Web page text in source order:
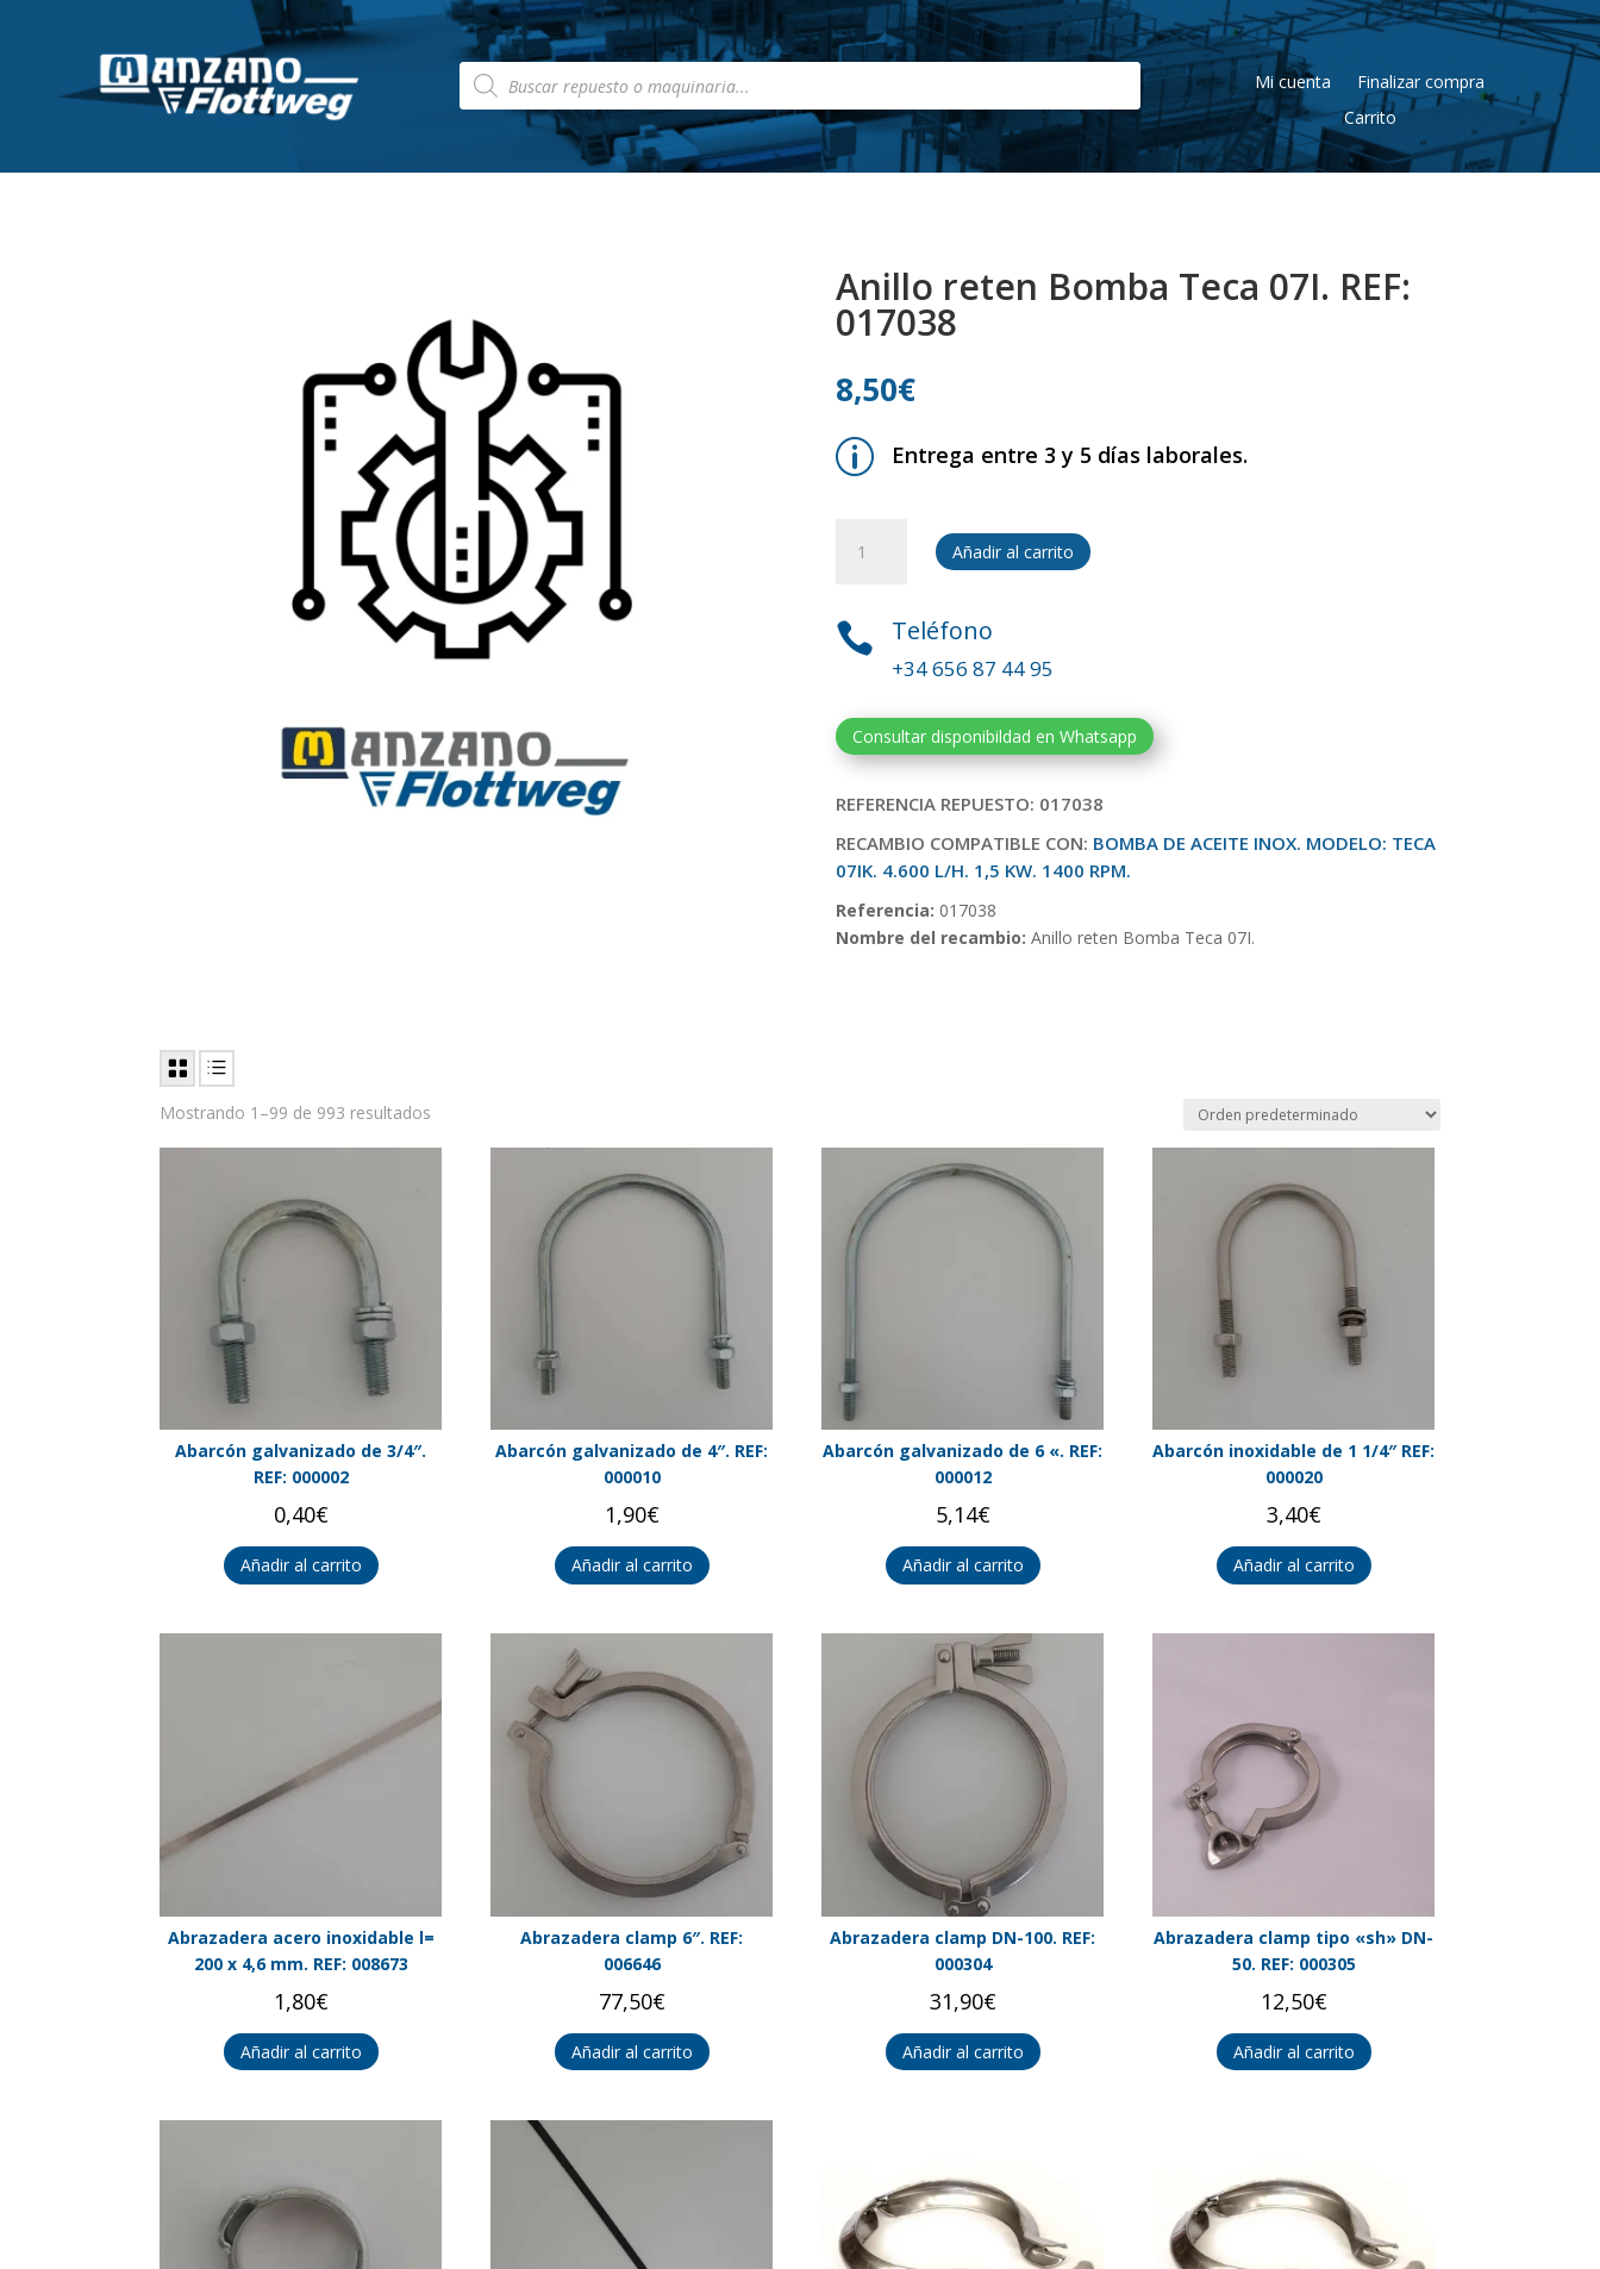
Búsqueda
de
productos
Mi cuenta
Finalizar compra
Carrito
Anillo reten Bomba Teca 07I. REF:
017038
8,50€
p Entrega entre 3 y 5 días laborales.
reten
07I.
cantidad
Añadir al carrito
 Teléfono
+34 656 87 44 95
Consultar disponibildad en Whatsapp
REFERENCIA REPUESTO: 017038
RECAMBIO COMPATIBLE CON: BOMBA DE ACEITE INOX. MODELO: TECA
07IK. 4.600 L/H. 1,5 KW. 1400 RPM.
Referencia: 017038
Nombre del recambio: Anillo reten Bomba Teca 07I.
Mostrando 1–99 de 993 resultados
Abarcón galvanizado de 3/4″.
REF: 000002
0,40€
Añadir al carrito
Abarcón galvanizado de 4″. REF:
000010
1,90€
Añadir al carrito
Abarcón galvanizado de 6 «. REF:
000012
5,14€
Añadir al carrito
Abarcón inoxidable de 1 1/4″ REF:
000020
3,40€
Añadir al carrito
Abrazadera acero inoxidable l=
200 x 4,6 mm. REF: 008673
1,80€
Añadir al carrito
Abrazadera clamp 6″. REF:
006646
77,50€
Añadir al carrito
Abrazadera clamp DN-100. REF:
000304
31,90€
Añadir al carrito
Abrazadera clamp tipo «sh» DN-
50. REF: 000305
12,50€
Añadir al carrito